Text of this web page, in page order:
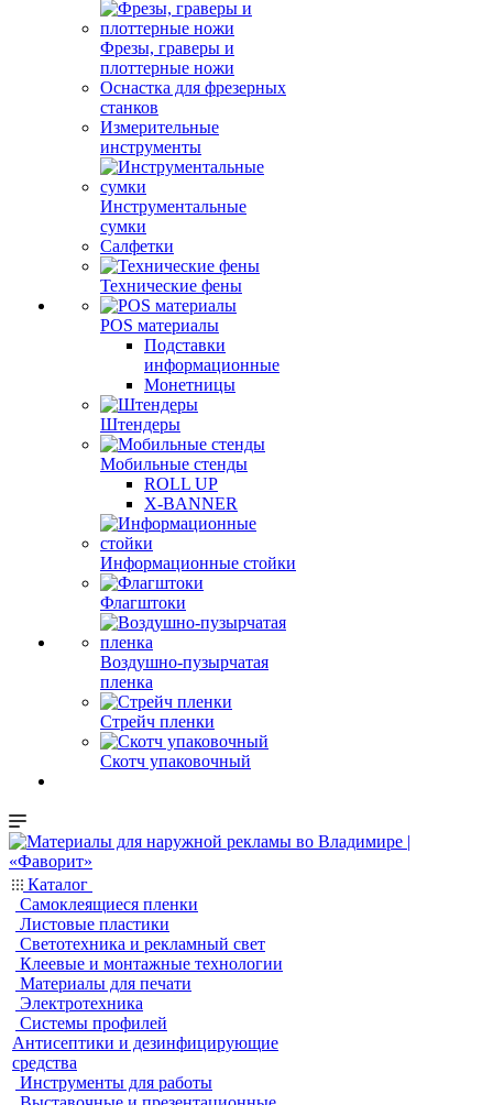
Фрезы, граверы и
плоттерные ножи
Оснастка для фрезерных
станков
Измерительные
инструменты
Инструментальные
сумки
Салфетки
Технические фены
POS материалы
Подставки
информационные
Монетницы
Штендеры
Мобильные стенды
ROLL UP
X-BANNER
Информационные стойки
Флагштоки
Воздушно-пузырчатая
пленка
Стрейч пленки
Скотч упаковочный
Каталог
Самоклеящиеся пленки
Листовые пластики
Светотехника и рекламный свет
Клеевые и монтажные технологии
Материалы для печати
Электротехника
Системы профилей
Антисептики и дезинфицирующие
средства
Инструменты для работы